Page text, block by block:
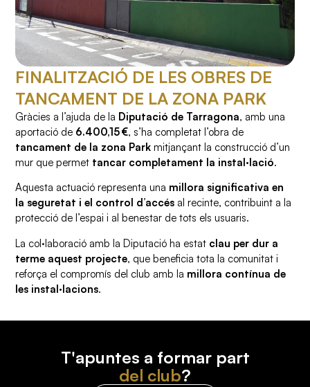
FINALITZACIÓ DE LES OBRES DE
TANCAMENT DE LA ZONA PARK
Gràcies a l’ajuda de la Diputació de Tarragona, amb una
aportació de 6.400,15 €, s’ha completat l’obra de
tancament de la zona Park mitjançant la construcció d’un
mur que permet tancar completament la instal·lació.
Aquesta actuació representa una millora significativa en
la seguretat i el control d’accés al recinte, contribuint a la
protecció de l’espai i al benestar de tots els usuaris.
La col·laboració amb la Diputació ha estat clau per dur a
terme aquest projecte, que beneficia tota la comunitat i
reforça el compromís del club amb la millora contínua de
les instal·lacions.
T'apuntes a formar part
del club?